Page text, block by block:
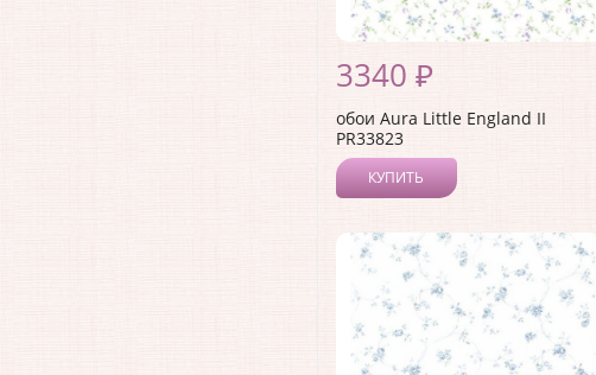
3340 ₽
обои Aura Little England II
PR33823
КУПИТЬ